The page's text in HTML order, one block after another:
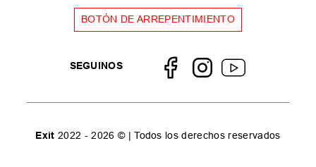
BOTÓN DE ARREPENTIMIENTO
SEGUINOS
Exit 2022 - 2026 © | Todos los derechos reservados